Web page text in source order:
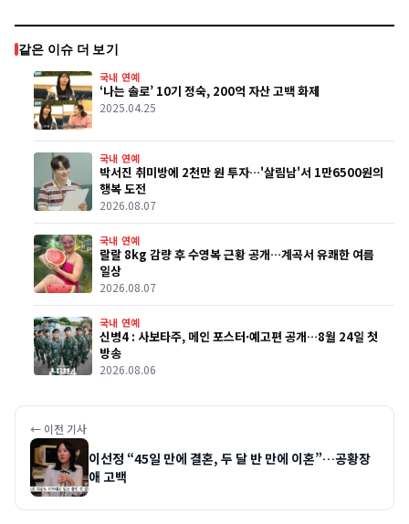
같은 이슈 더 보기
국내 연예
‘나는 솔로’ 10기 정숙, 200억 자산 고백 화제
2025.04.25
국내 연예
박서진 취미방에 2천만 원 투자…'살림남'서 1만6500원의
행복 도전
2026.08.07
국내 연예
랄랄 8kg 감량 후 수영복 근황 공개…계곡서 유쾌한 여름
일상
2026.08.07
국내 연예
신병4 : 사보타주, 메인 포스터·예고편 공개…8월 24일 첫
방송
2026.08.06
← 이전 기사
이선정 “45일 만에 결혼, 두 달 반 만에 이혼”…공황장
애 고백